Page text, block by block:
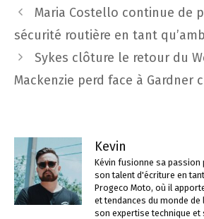
Navigation
des
Maria Costello continue de
sécurité routière en tant
Sykes clôture le retour du
Mackenzie perd face à Gardner
Kevin
Kévin fusionne sa
son talent d'écriture en
Progeco Moto, où il
et tendances du monde
son expertise technique